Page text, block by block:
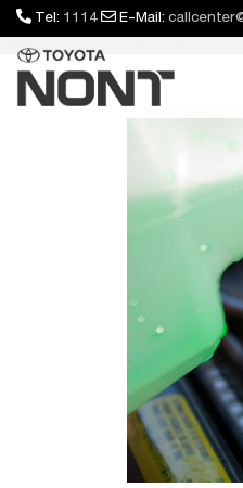
Tel: 1114 E-Mail: